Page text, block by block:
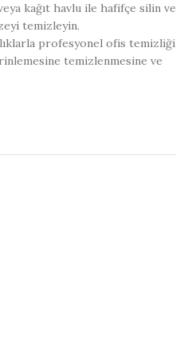
kağıt havlu ile hafifçe silin ve
temizleyin.
profesyonel ofis temizliği
temizlenmesine ve